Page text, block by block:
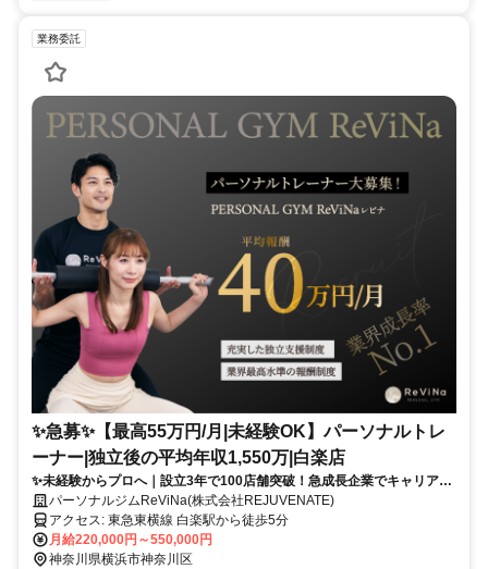
業務委託
✨️急募✨️【最高55万円/月|未経験OK】パーソナルトレ
ーナー|独立後の平均年収1,550万|白楽店
✨未経験からプロへ｜設立3年で100店舗突破！急成長企業でキャリアア
ップパーソナルジムReViNa(株式会社REJUVENATE)
アクセス: 東急東横線 白楽駅から徒歩5分
月給220,000円～550,000円
神奈川県横浜市神奈川区